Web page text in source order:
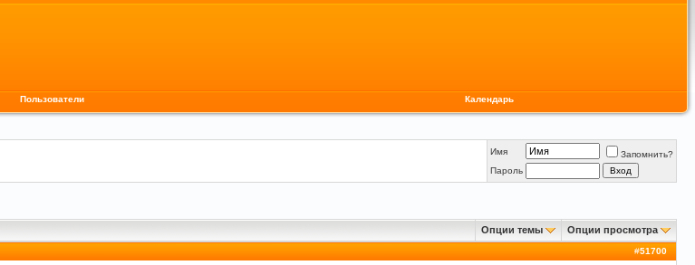
Пользователи Календарь
Имя
Запомнить?
Пароль
Опции темы Опции просмотра
#51700